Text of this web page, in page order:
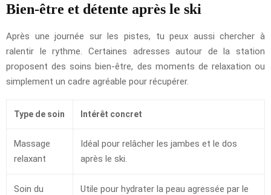
Bien-être et détente après le ski
Après une journée sur les pistes, tu peux aussi chercher à
ralentir le rythme. Certaines adresses autour de la station
proposent des soins bien-être, des moments de relaxation ou
simplement un cadre agréable pour récupérer.
Type de soin Intérêt concret
Massage
relaxant
Idéal pour relâcher les jambes et le dos
après le ski.
Soin du
Utile pour hydrater la peau agressée par le